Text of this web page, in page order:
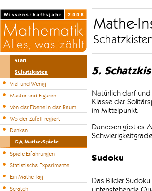
Start
Schatzkisten
Viel und Wenig
Muster und Figuren
Von der Ebene in den Raum
Wo der Zufall regiert
Denken
GA Mathe-Spiele
Spiele-Erfahrungen
Statistische Experimente
Ein Mathe-Tag
Scratch
Mathe-
Schatzkisten
5.
Natürlich darf und
Klasse der
im Mittelpunkt.
Daneben gibt es
Sudoku
Das Bilder-